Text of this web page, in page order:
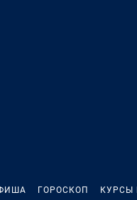
ГОРОСКОП КУРСЫ